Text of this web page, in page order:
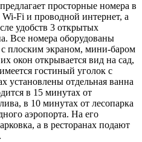
просторные номера в
Fi и проводной интернет, а
удобств 3 открытых
Все номера оборудованы
плоским экраном, мини-баром
окон открывается вид на сад,
гостиный уголок с
установлены отдельная ванна
в 15 минутах от
в 10 минутах от лесопарка
аэропорта. На его
а в ресторанах подают